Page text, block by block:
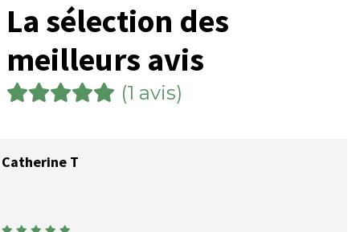
La sélection des
meilleurs avis
(1 avis)
Catherine T